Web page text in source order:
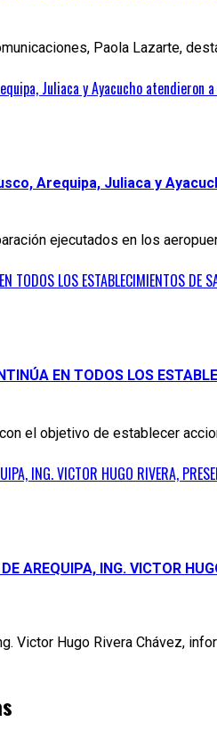
Paola Lazarte,
Juliaca y Ayacucho
Arequipa, Juliaca y
ejecutados en los
TODOS LOS ESTABLECIMIENTOS DE
EN TODOS LOS
el objetivo de establecer
ING. VICTOR HUGO RIVERA,
AREQUIPA, ING. VICTOR
Victor Hugo Rivera Chávez,